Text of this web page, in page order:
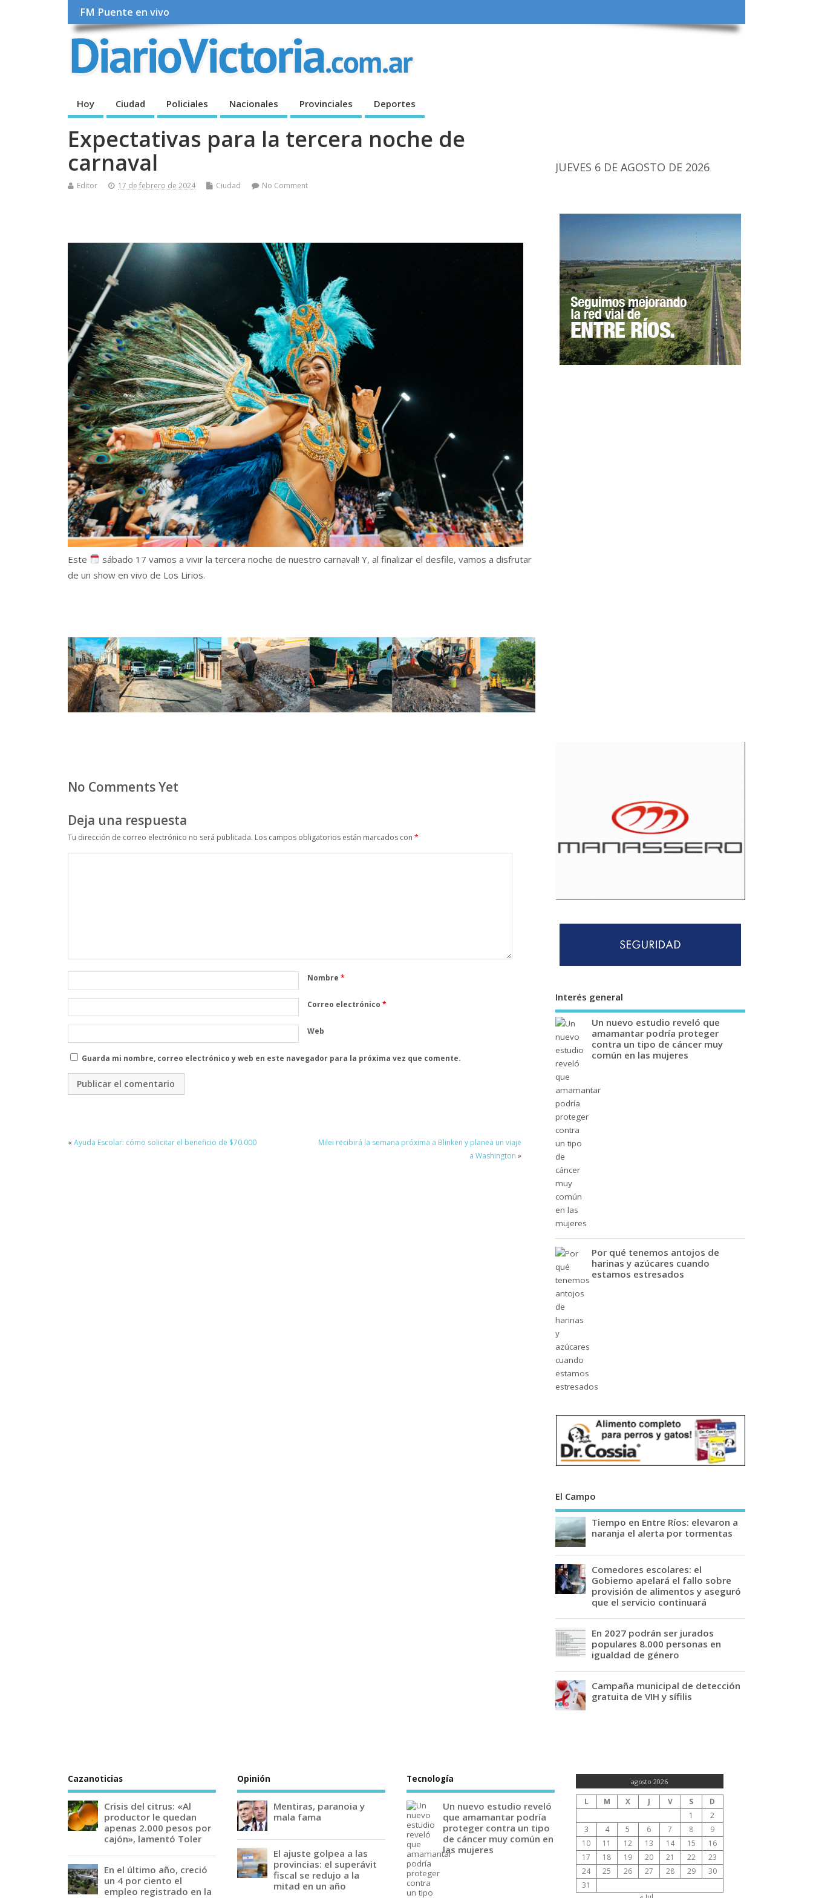
FM Puente en vivo
Hoy Ciudad Policiales Nacionales Provinciales Deportes
Expectativas para la tercera noche de
carnaval
Editor 17 de febrero de 2024 Ciudad No Comment
Este
sábado 17 vamos a vivir la tercera noche de nuestro carnaval! Y, al finalizar el desfile, vamos a disfrutar
de un show en vivo de Los Lirios.
No Comments Yet
Deja una respuesta
Tu dirección de correo electrónico no será publicada. Los campos obligatorios están marcados con *
Nombre *
Correo electrónico *
Web
Guarda mi nombre, correo electrónico y web en este navegador para la próxima vez que comente.
« Ayuda Escolar: cómo solicitar el beneficio de $70.000
Milei recibirá la semana próxima a Blinken y planea un viaje
a Washington »
JUEVES 6 DE AGOSTO DE 2026
Interés general
Un nuevo estudio reveló que
amamantar podría proteger
contra un tipo de cáncer muy
común en las mujeres
Por qué tenemos antojos de
harinas y azúcares cuando
estamos estresados
El Campo
Tiempo en Entre Ríos: elevaron a
naranja el alerta por tormentas
Comedores escolares: el
Gobierno apelará el fallo sobre
provisión de alimentos y aseguró
que el servicio continuará
En 2027 podrán ser jurados
populares 8.000 personas en
igualdad de género
Campaña municipal de detección
gratuita de VIH y sífilis
Cazanoticias
Crisis del citrus: «Al
productor le quedan
apenas 2.000 pesos por
cajón», lamentó Toler
En el último año, creció
un 4 por ciento el
empleo registrado en la
Opinión
Mentiras, paranoia y
mala fama
El ajuste golpea a las
provincias: el superávit
fiscal se redujo a la
mitad en un año
Tecnología
Un nuevo estudio reveló
que amamantar podría
proteger contra un tipo
de cáncer muy común en
las mujeres
agosto 2026
L M X J V S
D
1
2
3
4 5 6 7 8
9
10
11 12 13 14 15
16
17
18 19 20 21 22
23
24
25 26 27 28 29
30
31